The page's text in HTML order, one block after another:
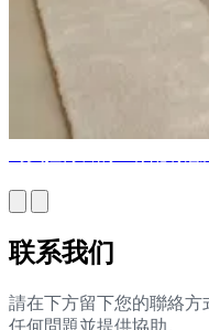
联系我们
請在下方留下您的聯絡